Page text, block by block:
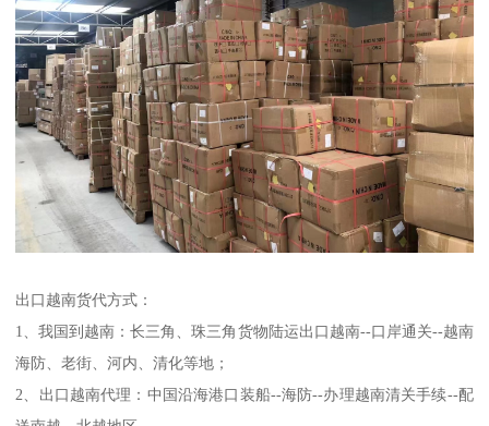
出口越南货代方式：
1、我国到越南：长三角、珠三角货物陆运出口越南--口岸通关--越南
海防、老街、河内、清化等地；
2、出口越南代理：中国沿海港口装船--海防--办理越南清关手续--配